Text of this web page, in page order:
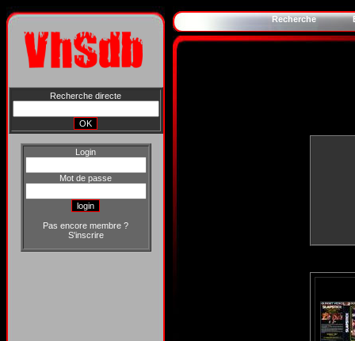
Recherche directe
Login
Mot de passe
Pas encore membre ?
S'inscrire
Recherche